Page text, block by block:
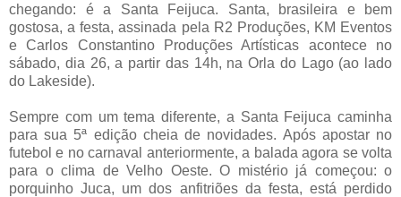
chegando: é a Santa Feijuca. Santa, brasileira e bem
gostosa, a festa, assinada pela R2 Produções, KM Eventos
e Carlos Constantino Produções Artísticas acontece no
sábado, dia 26, a partir das 14h, na Orla do Lago (ao lado
do Lakeside).
Sempre com um tema diferente, a Santa Feijuca caminha
para sua 5ª edição cheia de novidades. Após apostar no
futebol e no carnaval anteriormente, a balada agora se volta
para o clima de Velho Oeste. O mistério já começou: o
porquinho Juca, um dos anfitriões da festa, está perdido